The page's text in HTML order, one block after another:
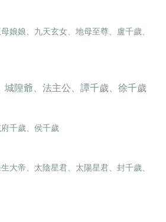
娘娘、九天玄女、地母至尊、盧千歲、
城隍爺、法主公、譚千歲、徐千歲
千歲、侯千歲
大帝、太陰星君、太陽星君、封千歲、